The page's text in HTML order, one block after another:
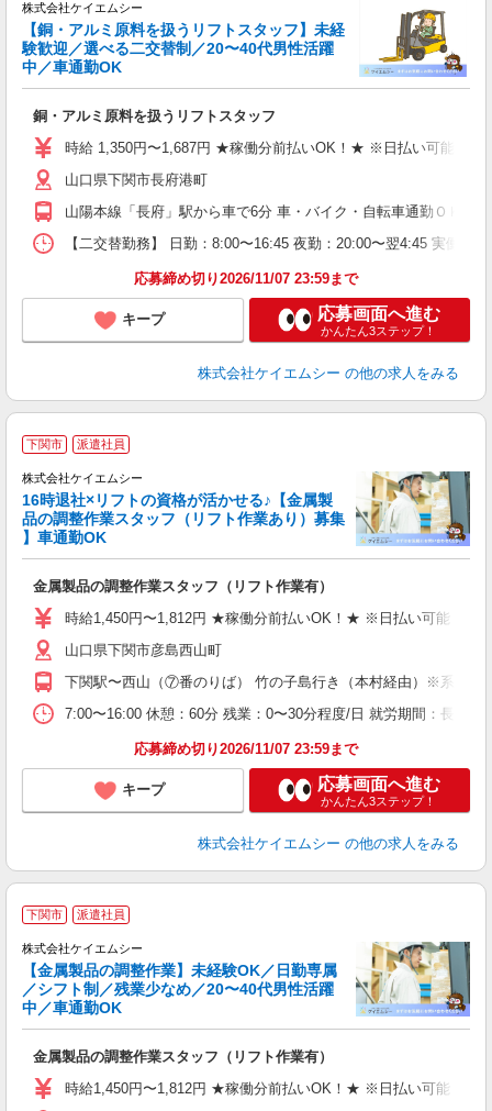
株式会社ケイエムシー
【銅・アルミ原料を扱うリフトスタッフ】未経
験歓迎／選べる二交替制／20〜40代男性活躍
中／車通勤OK
銅・アルミ原料を扱うリフトスタッフ
時給 1,350円〜1,687円 ★稼働分前払いOK！★ ※日払い可能
山口県下関市長府港町
山陽本線「長府」駅から車で6分 車・バイク・自転車通勤ＯＫ！
【二交替勤務】 日勤：8:00〜16:45 夜勤：20:00〜翌4:45 実働
応募締め切り2026/11/07 23:59まで
キープ 応募画面へ進む
かんたん3ステップ！
株式会社ケイエムシー の他の求人をみる
下関市 派遣社員
株式会社ケイエムシー
16時退社×リフトの資格が活かせる♪【金属製
品の調整作業スタッフ（リフト作業あり）募集
】車通勤OK
金属製品の調整作業スタッフ（リフト作業有）
時給1,450円〜1,812円 ★稼働分前払いOK！★ ※日払い可能
山口県下関市彦島西山町
下関駅〜西山（⑦番のりば） 竹の子島行き（本村経由）※系統番
7:00〜16:00 休憩：60分 残業：0〜30分程度/日 就労期間：長期
応募締め切り2026/11/07 23:59まで
キープ 応募画面へ進む
かんたん3ステップ！
株式会社ケイエムシー の他の求人をみる
下関市 派遣社員
株式会社ケイエムシー
【金属製品の調整作業】未経験OK／日勤専属
／シフト制／残業少なめ／20〜40代男性活躍
中／車通勤OK
金属製品の調整作業スタッフ（リフト作業有）
時給1,450円〜1,812円 ★稼働分前払いOK！★ ※日払い可能